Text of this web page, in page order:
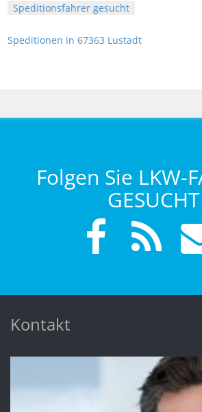
Speditionsfahrer gesucht
Speditionen in 67363 Lustadt
Folgen Sie LKW-
GESUCHT
Kontakt